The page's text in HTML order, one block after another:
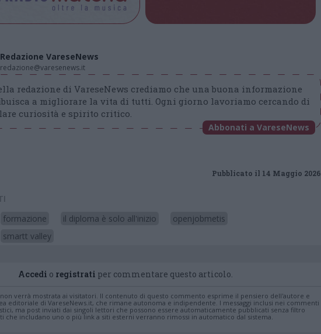
Redazione VareseNews
redazione@varesenews.it
redazione di VareseNews crediamo che una buona informazione
a migliorare la vita di tutti. Ogni giorno lavoriamo cercando di
curiosità e spirito critico.
Abbonati a VareseNews
Pubblicato il 14 Maggio 2026
formazione il diploma è solo all'inizio
openjobmetis
smartt valley
Accedi o registrati per commentare questo articolo.
verrà mostrata ai visitatori. Il contenuto di questo commento esprime il pensiero dell'autore e
editoriale di VareseNews.it, che rimane autonoma e indipendente. I messaggi inclusi nei commenti
ma post inviati dai singoli lettori che possono essere automaticamente pubblicati senza filtro
che includano uno o più link a siti esterni verranno rimossi in automatico dal sistema.